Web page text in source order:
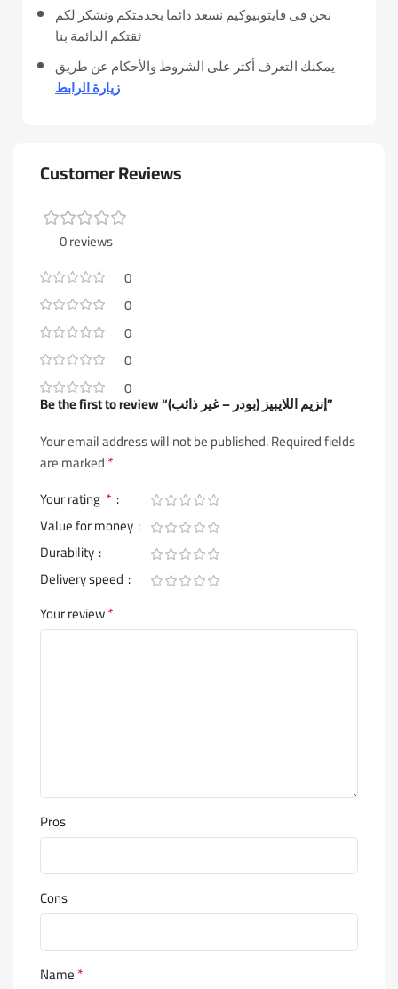
نحن فى فايتوبيوكيم نسعد دائما بخدمتكم ونشكر لكم
ثقتكم الدائمة بنا
يمكنك التعرف أكتر على الشروط والأحكام عن طريق
زيارة الرابط
Customer Reviews
0 reviews
0
0
0
0
0
Be the first to review “إنزيم اللايبيز (بودر – غير ذائب)”
Your email address will not be published.Required fields
are marked*
Your rating *
Value for money
Durability
Delivery speed
Your review*
Pros
Cons
Name*